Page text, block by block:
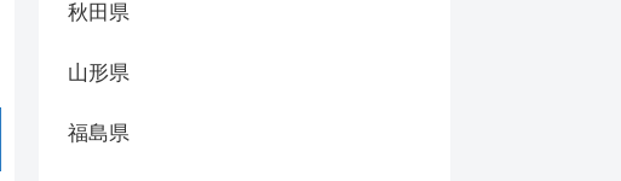
秋田県
山形県
福島県